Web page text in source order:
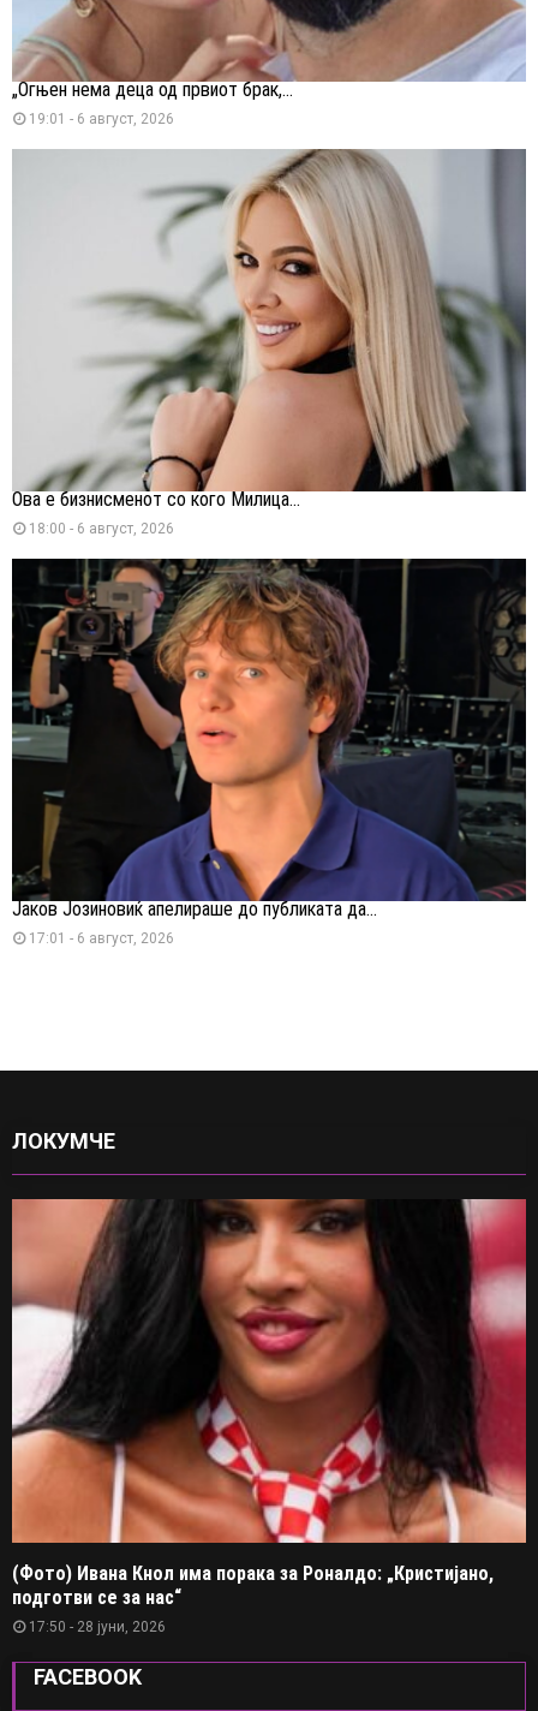
„Огњен нема деца од првиот брак,...
19:01 - 6 август, 2026
Ова е бизнисменот со кого Милица...
18:00 - 6 август, 2026
Јаков Јозиновиќ апелираше до публиката да...
17:01 - 6 август, 2026
ЛОКУМЧЕ
(Фото) Ивана Кнол има порака за Роналдо: „Кристијано,
подготви се за нас“
17:50 - 28 јуни, 2026
FACEBOOK